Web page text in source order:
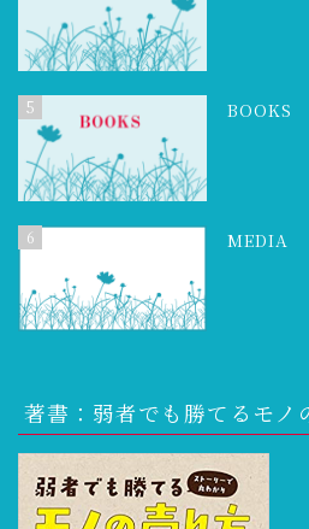
5 BOOKS
6 MEDIA
著書：弱者でも勝てるモノ